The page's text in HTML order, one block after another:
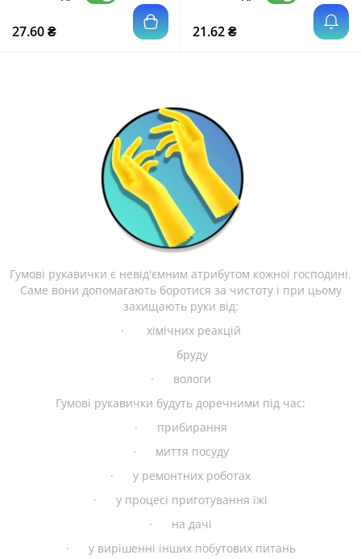
27.60 ₴ 21.62 ₴
Гумові рукавички є невід'ємним атрибутом кожної господині.
Саме вони допомагають боротися за чистоту і при цьому
захищають руки від:
· хімічних реакцій
бруду
· вологи
Гумові рукавички будуть доречними під час:
· прибирання
· миття посуду
· у ремонтних роботах
· у процесі приготування їжі
· на дачі
· у вирішенні інших побутових питань